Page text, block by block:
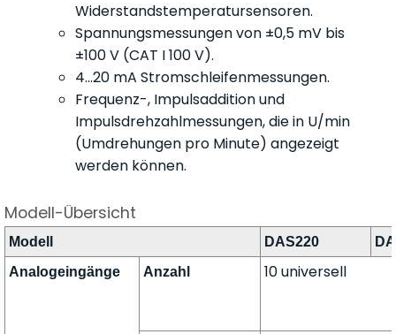
Widerstandstemperatursensoren.
Spannungsmessungen von ±0,5 mV bis
±100 V (CAT I 100 V).
4...20 mA Stromschleifenmessungen.
Frequenz-, Impulsaddition und
Impulsdrehzahlmessungen, die in U/min
(Umdrehungen pro Minute) angezeigt
werden können.
Modell-Übersicht
Modell DAS220
Analogeingänge
Anzahl 10 universell